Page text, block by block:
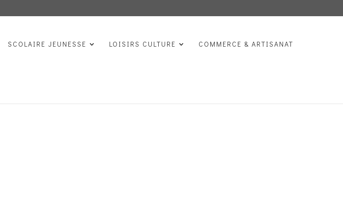
SCOLAIRE JEUNESSE LOISIRS CULTURE COMMERCE & ARTISANAT